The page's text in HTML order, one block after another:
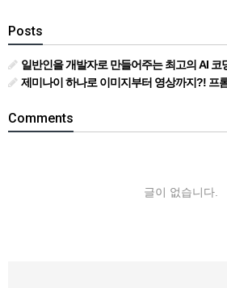
Posts
일반인을 개발자로 만들어주는 최고의 AI 코딩도구
제미나이 하나로 이미지부터 영상까지?! 프
Comments
글이 없습니다.